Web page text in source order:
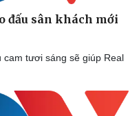
đấu sân khách mới
cam tươi sáng sẽ giúp Real